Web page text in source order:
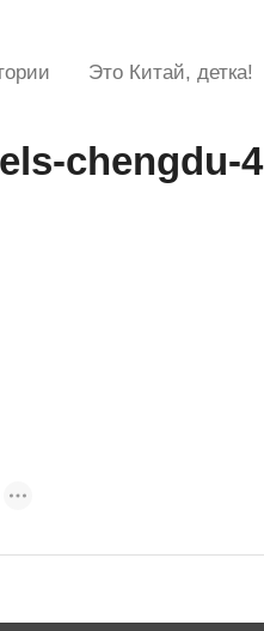
Это Китай, детка!
chengdu-4